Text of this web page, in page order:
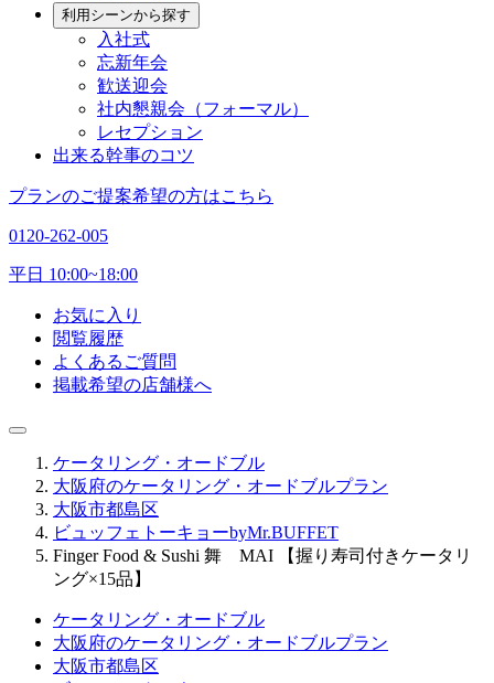
利用シーンから探す
入社式
忘新年会
歓送迎会
社内懇親会（フォーマル）
レセプション
出来る幹事のコツ
プランのご提案希望の方はこちら
0120-262-005
平日 10:00~18:00
お気に入り
閲覧履歴
よくあるご質問
掲載希望の店舗様へ
ケータリング・オードブル
大阪府のケータリング・オードブルプラン
大阪市都島区
ビュッフェトーキョーbyMr.BUFFET
Finger Food & Sushi 舞 MAI 【握り寿司付きケータリ
ング×15品】
ケータリング・オードブル
大阪府のケータリング・オードブルプラン
大阪市都島区